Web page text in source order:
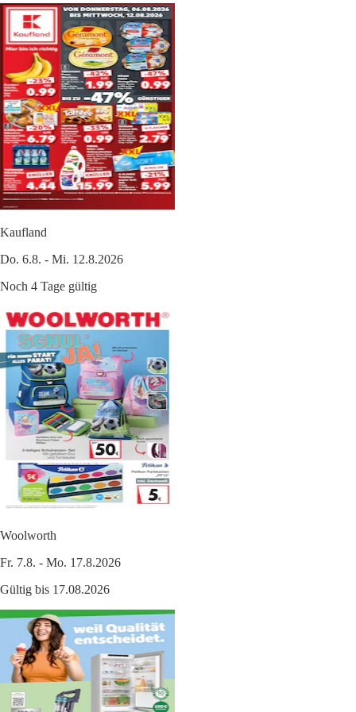
Kaufland
Do. 6.8. - Mi. 12.8.2026
Noch 4 Tage gültig
Woolworth
Fr. 7.8. - Mo. 17.8.2026
Gültig bis 17.08.2026